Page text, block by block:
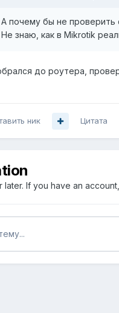
А почему бы не проверить
Не знаю, как в Mikrotik
до роутера,
ник Цитата
If you have an account,